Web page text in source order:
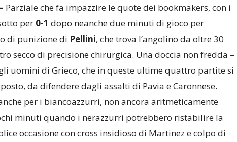
Parziale che fa impazzire le quote dei bookmakers, con i
per0-1 dopo neanche due minuti di gioco per
di punizione di Pellini, che trova l’angolino da oltre 30
secco di precisione chirurgica. Una doccia non fredda –
uomini di Grieco, che in queste ultime quattro partite si
da difendere dagli assalti di Pavia e Caronnese.
per i biancoazzurri, non ancora aritmeticamente
minuti quando i nerazzurri potrebbero ristabilire la
occasione con cross insidioso di Martinez e colpo di